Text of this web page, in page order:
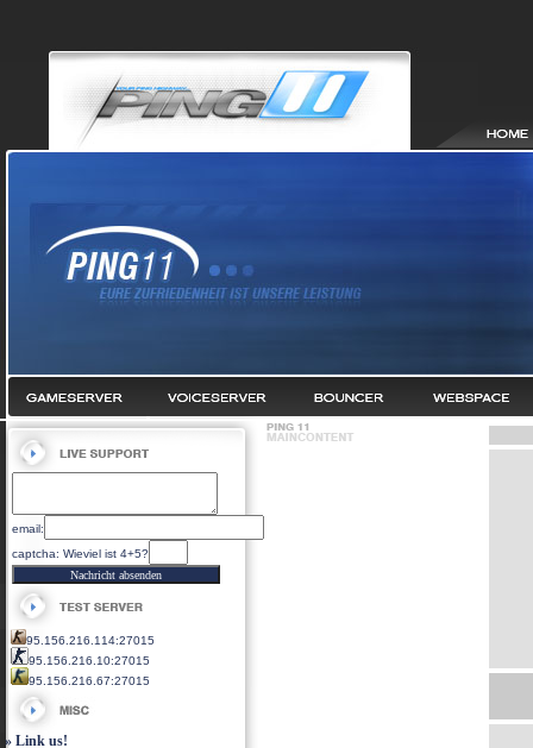
email:
captcha: Wieviel ist 4+5?
95.156.216.114:27015
95.156.216.10:27015
95.156.216.67:27015
» Link us!